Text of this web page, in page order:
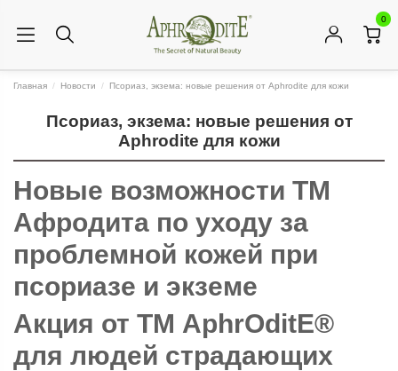
0
Главная Новости Псориаз, экзема: новые решения от Aphrodite для кожи
Псориаз, экзема: новые решения от
Aphrodite для кожи
Новые возможности ТМ
Афродита по уходу за
проблемной кожей при
псориазе и экземе
Акция от ТМ AphrOditE®
для людей страдающих